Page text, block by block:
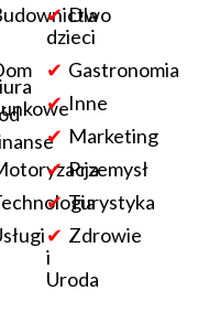
Dla
dzieci
Gastronomia
Inne
Marketing
Przemysł
Turystyka
Zdrowie
i
Uroda